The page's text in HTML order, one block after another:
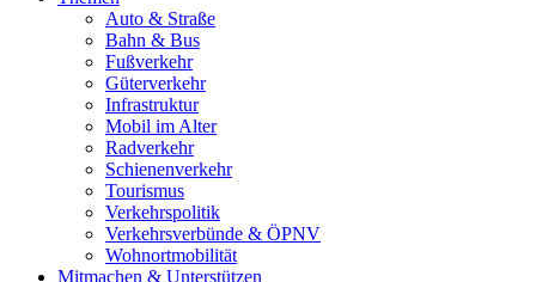
Auto & Straße
Bahn & Bus
Fußverkehr
Güterverkehr
Infrastruktur
Mobil im Alter
Radverkehr
Schienenverkehr
Tourismus
Verkehrspolitik
Verkehrsverbünde & ÖPNV
Wohnortmobilität
Mitmachen & Unterstützen